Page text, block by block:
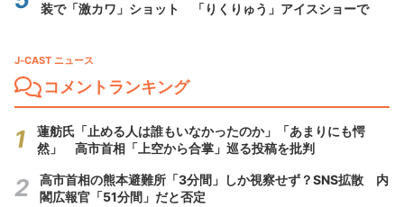
装で「激カワ」ショット 「りくりゅう」アイスショーで
J-CAST ニュース
コメントランキング
蓮舫氏「止める人は誰もいなかったのか」「あまりにも愕
然」 高市首相「上空から合掌」巡る投稿を批判
高市首相の熊本避難所「3分間」しか視察せず？SNS拡散 内
閣広報官「51分間」だと否定